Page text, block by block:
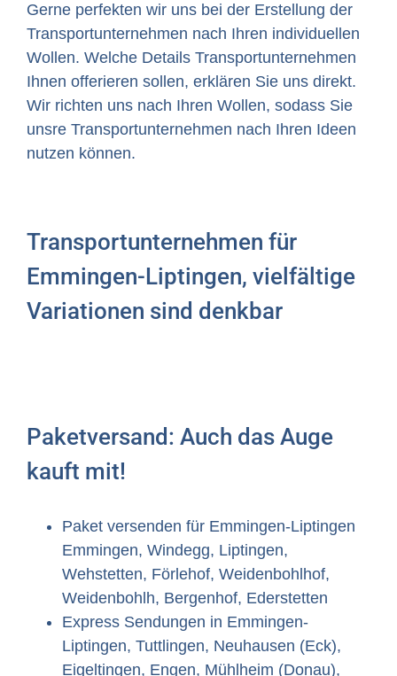
Gerne perfekten wir uns bei der Erstellung der
Transportunternehmen nach Ihren individuellen
Wollen. Welche Details Transportunternehmen
Ihnen offerieren sollen, erklären Sie uns direkt.
Wir richten uns nach Ihren Wollen, sodass Sie
unsre Transportunternehmen nach Ihren Ideen
nutzen können.
Transportunternehmen für
Emmingen-Liptingen, vielfältige
Variationen sind denkbar
Paketversand: Auch das Auge
kauft mit!
Paket versenden für Emmingen-Liptingen
Emmingen, Windegg, Liptingen,
Wehstetten, Förlehof, Weidenbohlhof,
Weidenbohlh, Bergenhof, Ederstetten
Express Sendungen in Emmingen-
Liptingen, Tuttlingen, Neuhausen (Eck),
Eigeltingen, Engen, Mühlheim (Donau),